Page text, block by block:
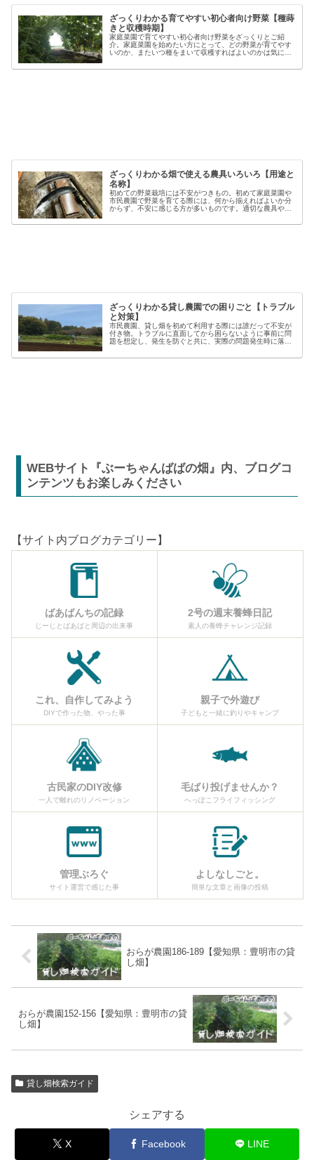
ざっくりわかる育てやすい初心者向け野菜【種蒔
きと収穫時期】
家庭菜園で育てやすい初心者向け野菜をざっくりとご紹
介。家庭菜園を始めたい方にとって、どの野菜が育てやす
いのか、またいつ種をまいて収穫すればよいのかは気にな
類でも「早生」「中生」「晩生」など...
ざっくりわかる畑で使える農具いろいろ【用途と
名称】
初めての野菜栽培には不安がつきもの。初めて家庭菜園や
市民農園で野菜を育てる際には、何から揃えればよいか分
からず、不安に感じる方が多いものです。適切な農具や資
しますが、種類も多く、初心者には...
ざっくりわかる貸し農園での困りごと【トラブル
と対策】
市民農園、貸し畑を初めて利用する際には誰だって不安が
付き物。トラブルに直面してから困らないように事前に問
題を想定し、発生を防ぐと共に、実際の問題発生時に落ち
【困った】と【トラブル】困りごとト...
WEBサイト『ぶーちゃんばばの畑』内、ブログコ
ンテンツもお楽しみください
【サイト内ブログカテゴリー】
ばあばんちの記録
じーじとばあばと周辺の出来事
2号の週末養蜂日記
素人の養蜂チャレンジ記録
これ、自作してみよう
DIYで作った物、やった事
親子で外遊び
子どもと一緒に釣りやキャンプ
古民家のDIY改修
一人で離れのリノベーション
毛ばり投げませんか？
へっぽこフライフィッシング
管理ぶろぐ
サイト運営で感じた事
よしなしごと。
簡単な文章と画像の投稿
おらが農園186-189【愛知県：豊明市の貸
し畑】
おらが農園152-156【愛知県：豊明市の貸
し畑】
貸し畑検索ガイド
シェアする
X Facebook LINE